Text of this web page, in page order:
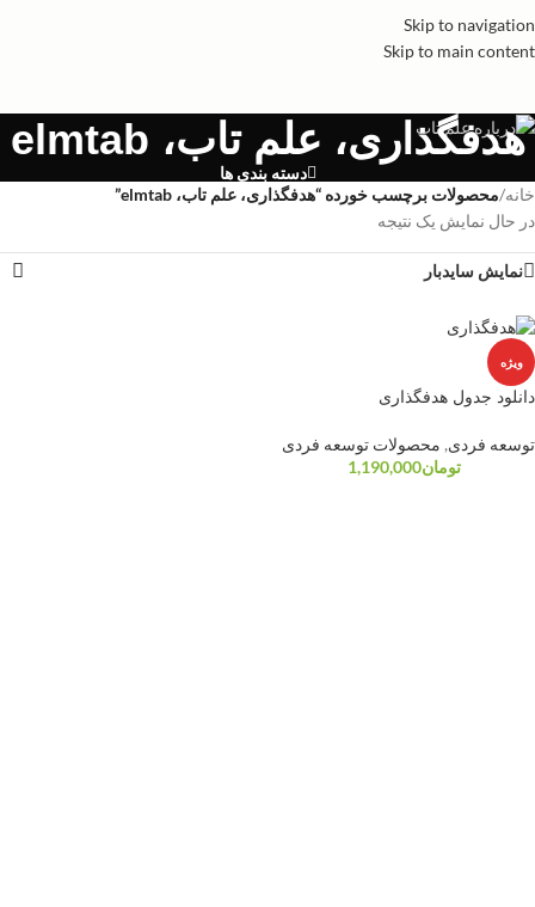
Skip to navigation
Skip to main content
هدفگذاری، علم تاب، elmtab
دسته بندی ها
خانه/محصولات برچسب خورده “هدفگذاری، علم تاب، elmtab”
در حال نمایش یک نتیجه
نمایش سایدبار
ویژه
دانلود جدول هدفگذاری
توسعه فردی, محصولات توسعه فردی
تومان1,190,000